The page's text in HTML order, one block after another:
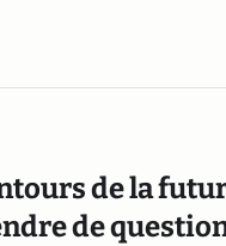
de la
de